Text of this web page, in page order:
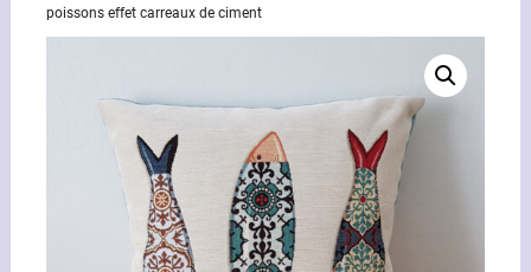
poissons effet carreaux de ciment